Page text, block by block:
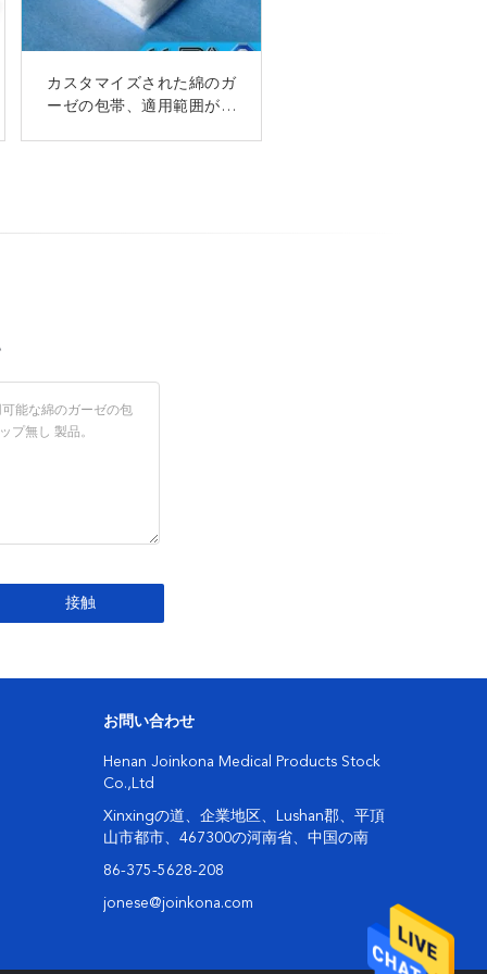
カスタマイズされた綿のガ
ーゼの包帯、適用範囲が広
医学のガーゼの包帯の伸縮
性がある包帯の高い伸縮性
お問い合わせ
Henan Joinkona Medical Products Stock
Co.,Ltd
Xinxingの道、企業地区、Lushan郡、平頂
山市都市、467300の河南省、中国の南
86-375-5628-208
jonese@joinkona.com